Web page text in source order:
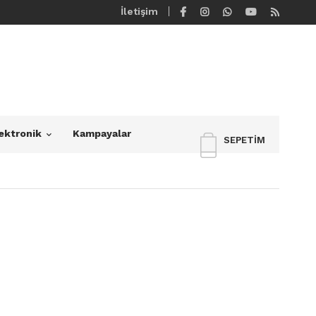
İletişim
SEPETIM
Kampayalar